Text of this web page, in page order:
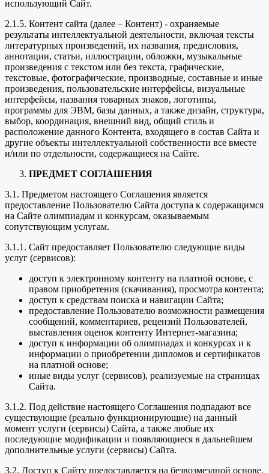
использующий Сайт.
2.1.5. Контент сайта (далее – Контент) - охраняемые
результаты интеллектуальной деятельности, включая тексты
литературных произведений, их названия, предисловия,
аннотации, статьи, иллюстрации, обложки, музыкальные
произведения с текстом или без текста, графические,
текстовые, фотографические, производные, составные и иные
произведения, пользовательские интерфейсы, визуальные
интерфейсы, названия товарных знаков, логотипы,
программы для ЭВМ, базы данных, а также дизайн, структура,
выбор, координация, внешний вид, общий стиль и
расположение данного Контента, входящего в состав Сайта и
другие объекты интеллектуальной собственности все вместе
и/или по отдельности, содержащиеся на Сайте.
ПРЕДМЕТ СОГЛАШЕНИЯ
3.1. Предметом настоящего Соглашения является
предоставление Пользователю Сайта доступа к содержащимся
на Сайте олимпиадам и конкурсам, оказываемым
сопутствующим услугам.
3.1.1. Сайт предоставляет Пользователю следующие виды
услуг (сервисов):
доступ к электронному контенту на платной основе, с
правом приобретения (скачивания), просмотра контента;
доступ к средствам поиска и навигации Сайта;
предоставление Пользователю возможности размещения
сообщений, комментариев, рецензий Пользователей,
выставления оценок контенту Интернет-магазина;
доступ к информации об олимпиадах и конкурсах и к
информации о приобретении дипломов и сертификатов
на платной основе;
иные виды услуг (сервисов), реализуемые на страницах
Сайта.
3.1.2. Под действие настоящего Соглашения подпадают все
существующие (реально функционирующие) на данный
момент услуги (сервисы) Сайта, а также любые их
последующие модификации и появляющиеся в дальнейшем
дополнительные услуги (сервисы) Сайта.
3.2. Доступ к Сайту предоставляется на безвозмездной основе.